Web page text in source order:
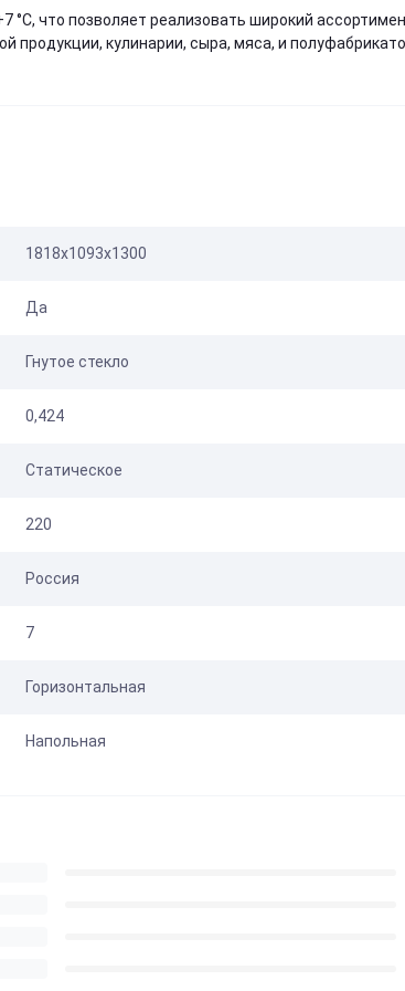
°С, что позволяет реализовать широкий
продукции, кулинарии, сыра, мяса, и
1818х1093х1300
Да
Гнутое стекло
0,424
Статическое
220
Россия
7
Горизонтальная
Напольная